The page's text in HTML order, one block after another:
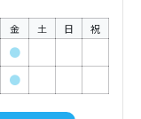
金 土 日 祝
●
●